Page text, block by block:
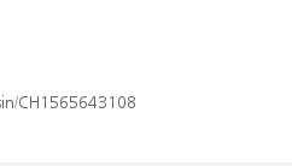
CH1565643108